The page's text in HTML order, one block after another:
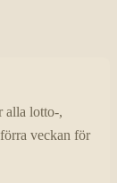
alla lotto-,
veckan för